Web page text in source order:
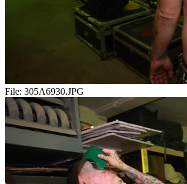
File: 305A6930.JPG